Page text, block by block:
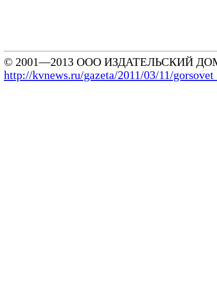
© 2001—2013 ООО ИЗДАТЕЛЬСКИЙ
http://kvnews.ru/gazeta/2011/03/11/